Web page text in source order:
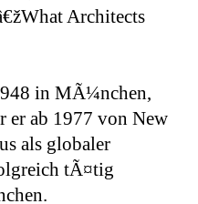
Architects
in MÃ¼nchen,
er ab 1977 von New
als globaler
tÃ¤tig